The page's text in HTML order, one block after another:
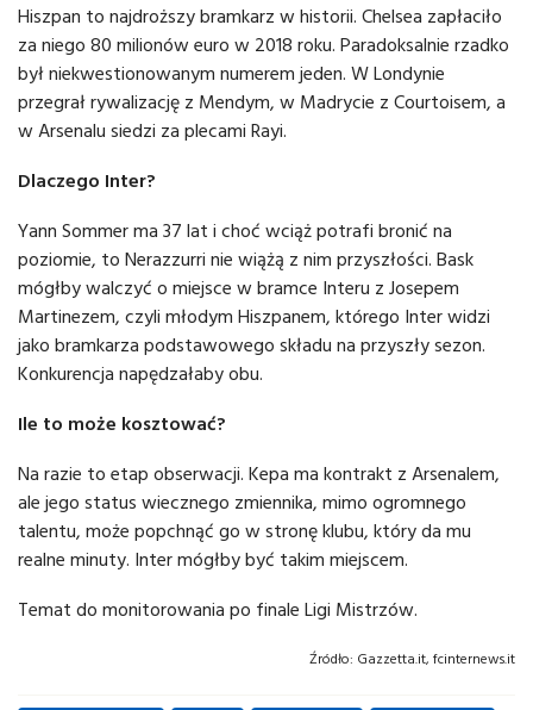
Hiszpan to najdroższy bramkarz w historii. Chelsea zapłaciło
za niego 80 milionów euro w 2018 roku. Paradoksalnie rzadko
był niekwestionowanym numerem jeden. W Londynie
przegrał rywalizację z Mendym, w Madrycie z Courtoisem, a
w Arsenalu siedzi za plecami Rayi.
Dlaczego Inter?
Yann Sommer ma 37 lat i choć wciąż potrafi bronić na
poziomie, to Nerazzurri nie wiążą z nim przyszłości. Bask
mógłby walczyć o miejsce w bramce Interu z Josepem
Martinezem, czyli młodym Hiszpanem, którego Inter widzi
jako bramkarza podstawowego składu na przyszły sezon.
Konkurencja napędzałaby obu.
Ile to może kosztować?
Na razie to etap obserwacji. Kepa ma kontrakt z Arsenalem,
ale jego status wiecznego zmiennika, mimo ogromnego
talentu, może popchnąć go w stronę klubu, który da mu
realne minuty. Inter mógłby być takim miejscem.
Temat do monitorowania po finale Ligi Mistrzów.
Źródło: Gazzetta.it, fcinternews.it